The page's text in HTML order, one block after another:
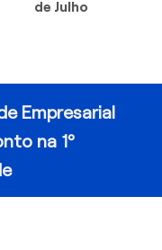
de Julho
Empresarial
na 1º